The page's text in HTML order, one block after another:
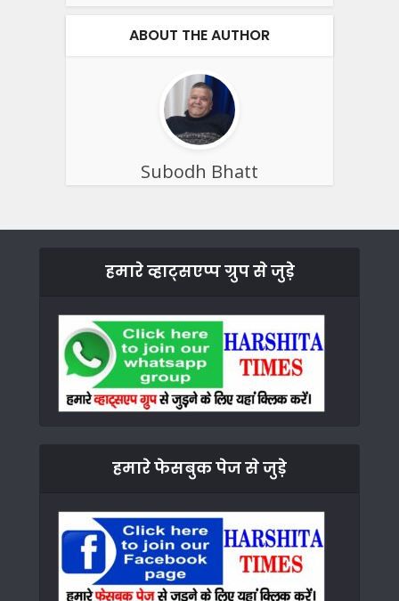
ABOUT THE AUTHOR
Subodh Bhatt
हमारे व्हाट्सएप्प ग्रुप से जुड़े
हमारे फेसबुक पेज से जुड़े